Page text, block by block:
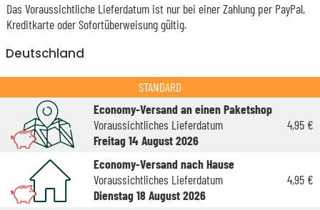
Das Voraussichtliche Lieferdatum ist nur bei einer Zahlung per PayPal,
Kreditkarte oder Sofortüberweisung gültig.
Deutschland
STANDARD
Economy-Versand an einen Paketshop
Voraussichtliches Lieferdatum
Freitag 14 August 2026
4,95 €
Economy-Versand nach Hause
Voraussichtliches Lieferdatum
Dienstag 18 August 2026
4,95 €